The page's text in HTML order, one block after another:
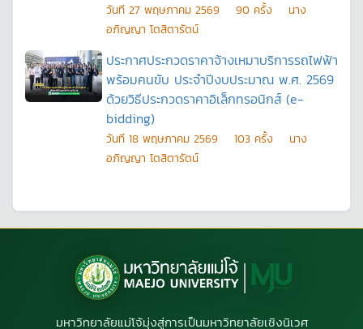
วันที 27 พฤษภาคม 2569 90 ครั้ง
นาง
อภิญญา โตสิตารัตน์
ประกาศประกวดราคาจ้างเหมาบริการรถไฟฟ้า
พร้อมคนขับ ประจำปีงบประมาณ พ.ศ. 2569
ด้วยวิธีประกวดราคาอิเล็กทรอนิกส์ (e-
bidding)
วันที 18 พฤษภาคม 2569 103 ครั้ง
นาง
อภิญญา โตสิตารัตน์
มหาวิทยาลัยแม่โจ้มุ่งสู่การเป็นมหาวิทยาลัยเชิงนิเวศ